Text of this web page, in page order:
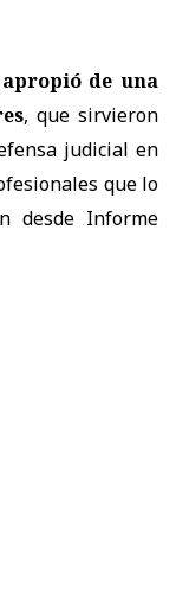
apropió de una
, que sirvieron
judicial en
que lo
desde Informe